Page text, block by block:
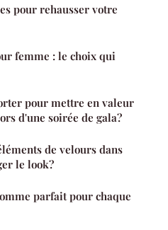
pour rehausser votre
femme : le choix qui
pour mettre en valeur
d'une soirée de gala?
de velours dans
le look?
parfait pour chaque